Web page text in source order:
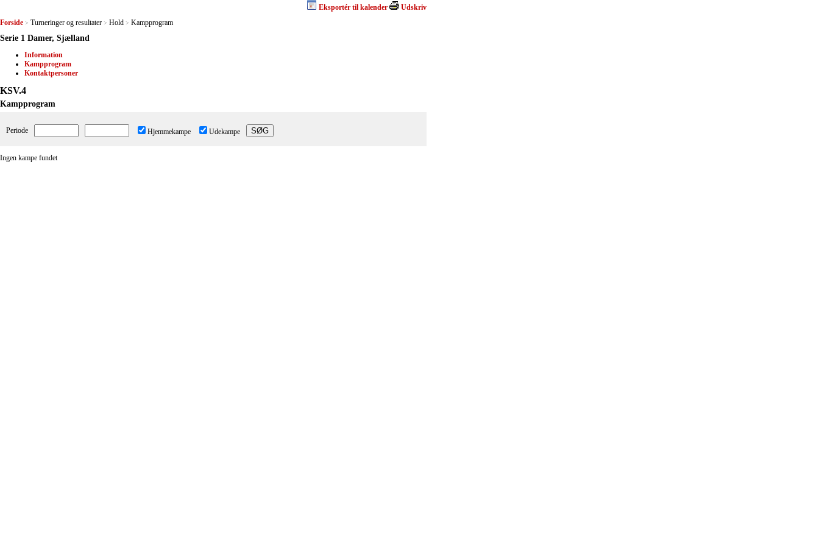
Eksportér til kalender
Udskriv
Forside > Turneringer og resultater > Hold > Kampprogram
Serie 1 Damer, Sjælland
Information
Kampprogram
Kontaktpersoner
KSV.4
Kampprogram
Periode Hjemmekampe Udekampe
Ingen kampe fundet